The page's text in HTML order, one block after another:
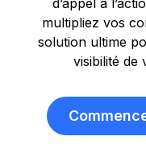
d’appel à
multipliez vos
solution ultime
visibilité de